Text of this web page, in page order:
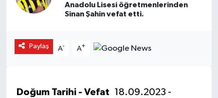
Anadolu Lisesi öğretmenlerinden
Sinan Şahin vefat etti.
Paylaş A- A+
Doğum Tarihi - Vefat 18.09.2023 -
Süper Lig Puan Durumu ve Fikstür
Tüm Manşetler
Haber Arşivi